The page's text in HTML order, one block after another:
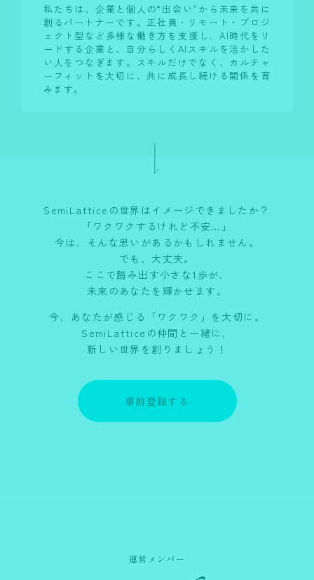
私たちは、企業と個人の“出会い”から未来を共に
創るパートナーです。正社員・リモート・プロジ
ェクト型など多様な働き方を支援し、AI時代をリ
ードする企業と、自分らしくAIスキルを活かした
い人をつなぎます。スキルだけでなく、カルチャ
ーフィットを大切に、共に成長し続ける関係を育
みます。
SemiLatticeの世界はイメージできましたか？
「ワクワクするけれど不安…」
今は、そんな思いがあるかもしれません。
でも、大丈夫。
ここで踏み出す小さな1歩が、
未来のあなたを輝かせます。
今、あなたが感じる「ワクワク」を大切に。
SemiLatticeの仲間と一緒に、
新しい世界を創りましょう！
事前登録する
運営メンバー